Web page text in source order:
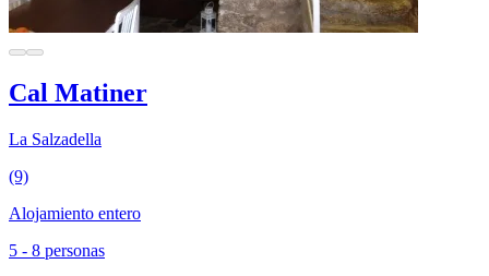
Cal Matiner
La Salzadella
(9)
Alojamiento entero
5 - 8 personas